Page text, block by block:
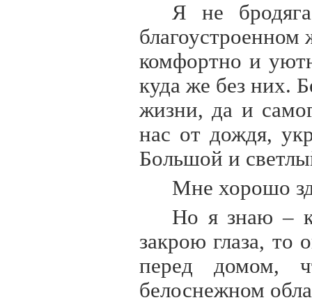
Я не
комфортно и
куда же без них.
жизни, да и
нас от дождя,
Большой и
Мне хорошо
Но я знаю –
закрою глаза, то
перед домом,
белоснежном